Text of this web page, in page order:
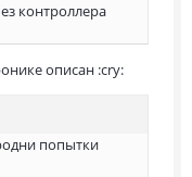
контроллера
описан :cry:
попытки